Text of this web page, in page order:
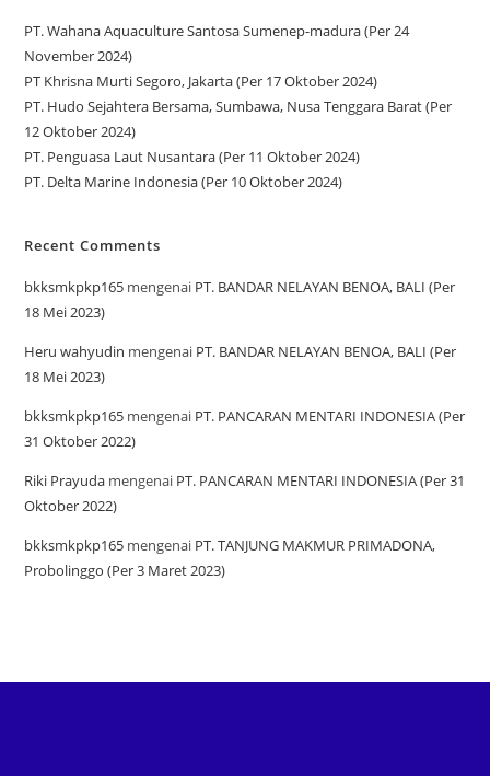
PT. Wahana Aquaculture Santosa Sumenep-madura (Per 24
November 2024)
PT Khrisna Murti Segoro, Jakarta (Per 17 Oktober 2024)
PT. Hudo Sejahtera Bersama, Sumbawa, Nusa Tenggara Barat (Per
12 Oktober 2024)
PT. Penguasa Laut Nusantara (Per 11 Oktober 2024)
PT. Delta Marine Indonesia (Per 10 Oktober 2024)
Recent Comments
bkksmkpkp165 mengenai PT. BANDAR NELAYAN BENOA, BALI (Per
18 Mei 2023)
Heru wahyudin mengenai PT. BANDAR NELAYAN BENOA, BALI (Per
18 Mei 2023)
bkksmkpkp165 mengenai PT. PANCARAN MENTARI INDONESIA (Per
31 Oktober 2022)
Riki Prayuda mengenai PT. PANCARAN MENTARI INDONESIA (Per 31
Oktober 2022)
bkksmkpkp165 mengenai PT. TANJUNG MAKMUR PRIMADONA,
Probolinggo (Per 3 Maret 2023)